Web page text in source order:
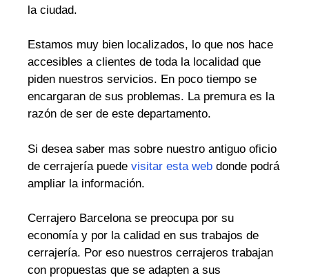
la ciudad.
Estamos muy bien localizados, lo que nos hace
accesibles a clientes de toda la localidad que
piden nuestros servicios. En poco tiempo se
encargaran de sus problemas. La premura es la
razón de ser de este departamento.
Si desea saber mas sobre nuestro antiguo oficio
de cerrajería puede visitar esta web donde podrá
ampliar la información.
Cerrajero Barcelona se preocupa por su
economía y por la calidad en sus trabajos de
cerrajería. Por eso nuestros cerrajeros trabajan
con propuestas que se adapten a sus